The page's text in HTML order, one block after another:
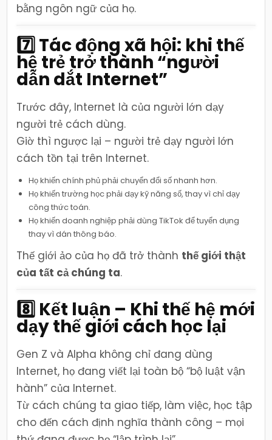
bằng ngôn ngữ của họ.
7️⃣ Tác động xã hội: khi thế
hệ trẻ trở thành “người
dẫn dắt Internet”
Trước đây, Internet là của người lớn dạy
người trẻ cách dùng.
Giờ thì ngược lại – người trẻ dạy người lớn
cách tồn tại trên Internet.
Họ khiến chính phủ phải chuyển đổi số nhanh hơn.
Họ khiến trường học phải dạy kỹ năng số, thay vì chỉ dạy
công thức toán.
Họ khiến doanh nghiệp phải dùng TikTok để tuyển dụng
thay vì dán thông báo.
Thế giới ảo của họ đã trở thành thế giới thật
của tất cả chúng ta.
8️⃣ Kết luận – Khi thế hệ mới
dạy thế giới cách học lại
Gen Z và Alpha không chỉ đang dùng
Internet, họ đang viết lại toàn bộ “bộ luật vận
hành” của Internet.
Từ cách chúng ta giao tiếp, làm việc, học tập
cho đến cách định nghĩa thành công – mọi